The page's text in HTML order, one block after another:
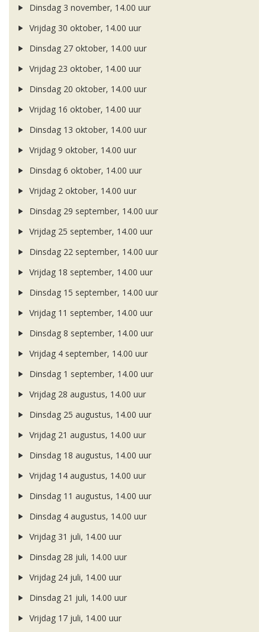
Dinsdag 3 november, 14.00 uur
Vrijdag 30 oktober, 14.00 uur
Dinsdag 27 oktober, 14.00 uur
Vrijdag 23 oktober, 14.00 uur
Dinsdag 20 oktober, 14.00 uur
Vrijdag 16 oktober, 14.00 uur
Dinsdag 13 oktober, 14.00 uur
Vrijdag 9 oktober, 14.00 uur
Dinsdag 6 oktober, 14.00 uur
Vrijdag 2 oktober, 14.00 uur
Dinsdag 29 september, 14.00 uur
Vrijdag 25 september, 14.00 uur
Dinsdag 22 september, 14.00 uur
Vrijdag 18 september, 14.00 uur
Dinsdag 15 september, 14.00 uur
Vrijdag 11 september, 14.00 uur
Dinsdag 8 september, 14.00 uur
Vrijdag 4 september, 14.00 uur
Dinsdag 1 september, 14.00 uur
Vrijdag 28 augustus, 14.00 uur
Dinsdag 25 augustus, 14.00 uur
Vrijdag 21 augustus, 14.00 uur
Dinsdag 18 augustus, 14.00 uur
Vrijdag 14 augustus, 14.00 uur
Dinsdag 11 augustus, 14.00 uur
Dinsdag 4 augustus, 14.00 uur
Vrijdag 31 juli, 14.00 uur
Dinsdag 28 juli, 14.00 uur
Vrijdag 24 juli, 14.00 uur
Dinsdag 21 juli, 14.00 uur
Vrijdag 17 juli, 14.00 uur